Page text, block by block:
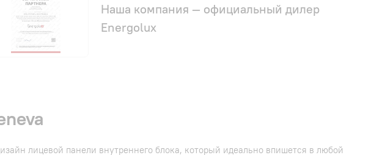
Наша компания — официальный дилер
Energolux
лицевой панели внутреннего блока, который идеально впишется в любой